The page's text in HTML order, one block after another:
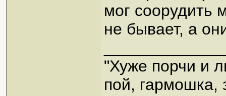
мог соорудить
не бывает, а
"Хуже порчи и
пой, гармошка,